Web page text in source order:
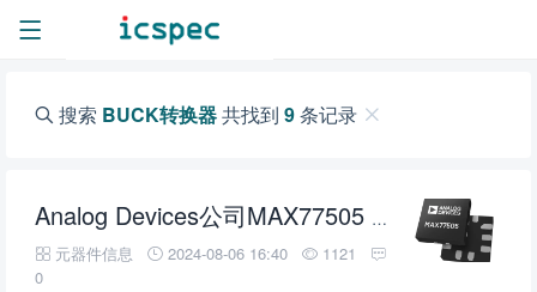
搜索 BUCK转换器共找到 9条记录
Analog Devices公司MAX77505 16A低智商
元器件信息 2024-08-06 16:40
1121
0